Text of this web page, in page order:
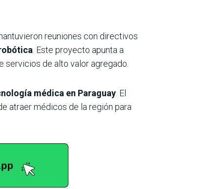
reuniones con directivos
. Este proyecto apunta a
servicios de alto valor agregado.
médica en Paraguay . El
atraer médicos de la región para